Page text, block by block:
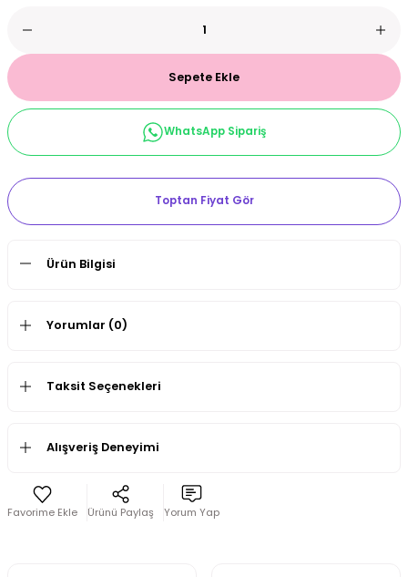
Sepete Ekle
WhatsApp Sipariş
Toptan Fiyat Gör
Ürün Bilgisi
Yorumlar (0)
Taksit Seçenekleri
Alışveriş Deneyimi
Ürünü Paylaş Yorum Yap